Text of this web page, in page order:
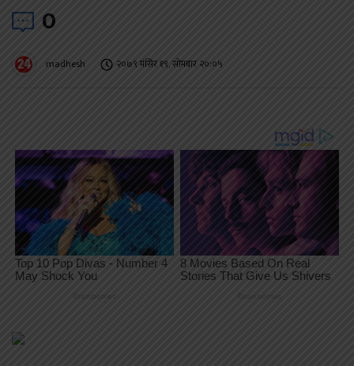
0
madhesh २०७९ मंसिर १९, सोमबार २०:०५